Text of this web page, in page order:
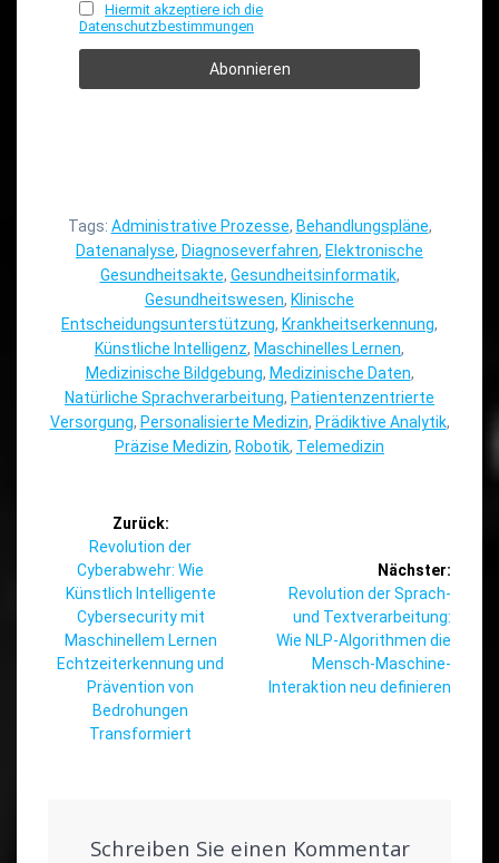
Hiermit akzeptiere ich die
Datenschutzbestimmungen
Tags: Administrative Prozesse, Behandlungspläne,
Datenanalyse, Diagnoseverfahren, Elektronische
Gesundheitsakte, Gesundheitsinformatik,
Gesundheitswesen, Klinische
Entscheidungsunterstützung, Krankheitserkennung,
Künstliche Intelligenz, Maschinelles Lernen,
Medizinische Bildgebung, Medizinische Daten,
Natürliche Sprachverarbeitung, Patientenzentrierte
Versorgung, Personalisierte Medizin, Prädiktive Analytik,
Präzise Medizin, Robotik, Telemedizin
Beitragsnavigation
Zurück:
Vorheriger
Beitrag:
Revolution der
Cyberabwehr: Wie
Künstlich Intelligente
Cybersecurity mit
Maschinellem Lernen
Echtzeiterkennung und
Prävention von
Bedrohungen
Transformiert
Nächster:
Nächster
Beitrag:
Revolution der Sprach-
und Textverarbeitung:
Wie NLP-Algorithmen die
Mensch-Maschine-
Interaktion neu definieren
Schreiben Sie einen Kommentar